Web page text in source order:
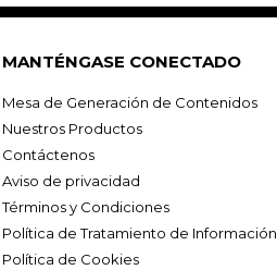
MANTÉNGASE CONECTADO
Mesa de Generación de Contenidos
Nuestros Productos
Contáctenos
Aviso de privacidad
Términos y Condiciones
Política de Tratamiento de Información
Política de Cookies